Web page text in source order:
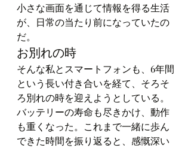
小さな画面を通じて情報を得る生活
が、日常の当たり前になっていたの
だ。
お別れの時
そんな私とスマートフォンも、6年間
という長い付き合いを経て、そろそ
ろ別れの時を迎えようとしている。
バッテリーの寿命も尽きかけ、動作
も重くなった。これまで一緒に歩ん
できた時間を振り返ると、感慨深い